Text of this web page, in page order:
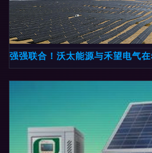
强强联合！沃太能源与禾望电气